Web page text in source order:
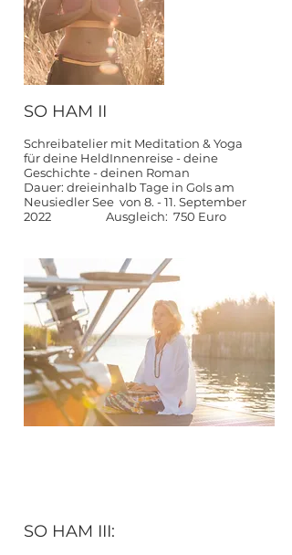
SO HAM II
Schreibatelier mit Meditation & Yoga
für deine HeldInnenreise - deine
Geschichte - deinen Roman
Dauer: dreieinhalb Tage in Gols am
Neusiedler See von 8. - 11. September
2022 Ausgleich: 750 Euro
SO HAM III: